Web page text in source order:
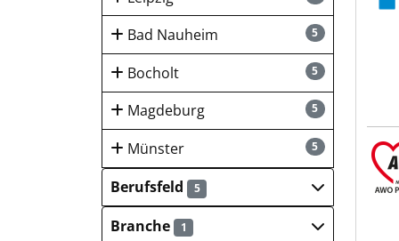
5
Bad Nauheim
5
Bocholt
5
Magdeburg
5
Münster
Berufsfeld
5
Branche 1